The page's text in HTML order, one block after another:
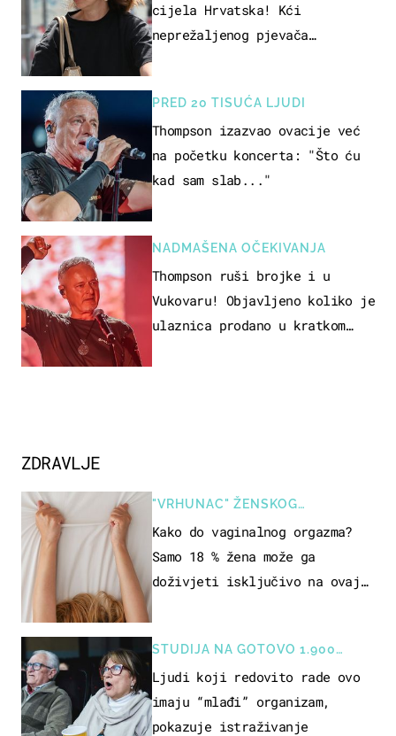
cijela Hrvatska! Kći
neprežaljenog pjevača
PRED 20 TISUĆA LJUDI
Thompson izazvao ovacije već
na početku koncerta: "Što ću
kad sam slab..."
NADMAŠENA OČEKIVANJA
Thompson ruši brojke i u
Vukovaru! Objavljeno koliko je
ulaznica prodano u kratkom
ZDRAVLJE
"VRHUNAC" ŽENSKOG
SEKSUALNOG ISKUSTVA
Kako do vaginalnog orgazma?
Samo 18 % žena može ga
doživjeti isključivo na ovaj
STUDIJA NA GOTOVO 1.900
OSOBA
Ljudi koji redovito rade ovo
imaju “mlađi” organizam,
pokazuje istraživanje